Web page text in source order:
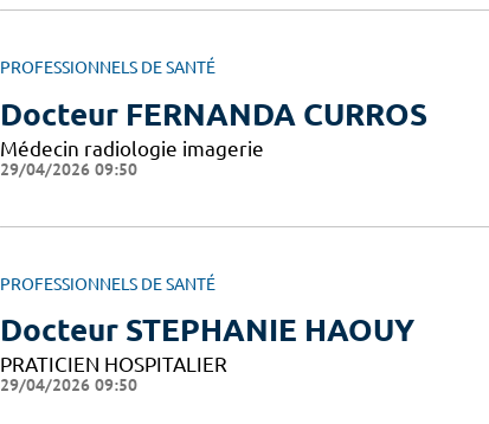
PROFESSIONNELS DE SANTÉ
Docteur FERNANDA CURROS
Médecin radiologie imagerie
29/04/2026 09:50
PROFESSIONNELS DE SANTÉ
Docteur STEPHANIE HAOUY
PRATICIEN HOSPITALIER
29/04/2026 09:50